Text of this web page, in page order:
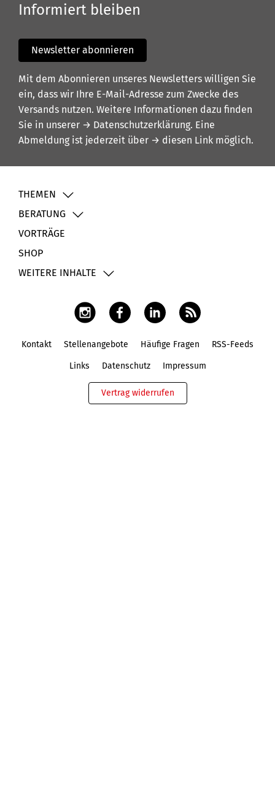
Informiert bleiben
Newsletter abonnieren
Mit dem Abonnieren unseres Newsletters willigen Sie
ein, dass wir Ihre E-Mail-Adresse zum Zwecke des
Versands nutzen. Weitere Informationen dazu finden
Sie in unserer → Datenschutzerklärung. Eine
Abmeldung ist jederzeit über → diesen Link möglich.
THEMEN
BERATUNG
VORTRÄGE
SHOP
WEITERE INHALTE
Kontakt Stellenangebote Häufige Fragen RSS-Feeds
Links Datenschutz Impressum
Vertrag widerrufen